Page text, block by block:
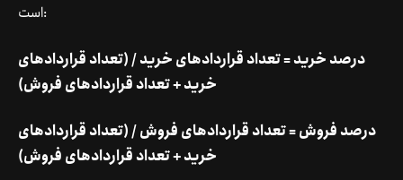
است:
درصد خرید = تعداد قراردادهای خرید / (تعداد قراردادهای
خرید + تعداد قراردادهای فروش)
درصد فروش = تعداد قراردادهای فروش / (تعداد قراردادهای
خرید + تعداد قراردادهای فروش)